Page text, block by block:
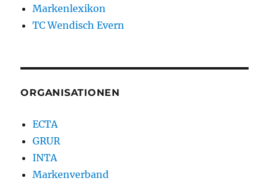
Markenlexikon
TC Wendisch Evern
ORGANISATIONEN
ECTA
GRUR
INTA
Markenverband